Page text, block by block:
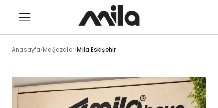
Anasayfa/Mağazalar/Mila Eskişehir